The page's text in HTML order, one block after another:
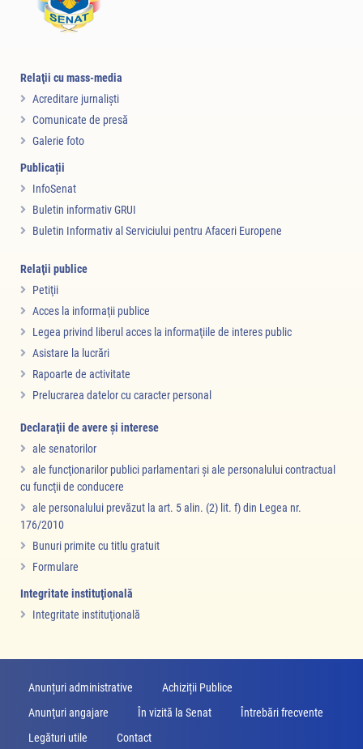
Relaţii cu mass-media
Acreditare jurnalişti
Comunicate de presă
Galerie foto
Publicații
InfoSenat
Buletin informativ GRUI
Buletin Informativ al Serviciului pentru Afaceri Europene
Relaţii publice
Petiţii
Acces la informaţii publice
Legea privind liberul acces la informaţiile de interes public
Asistare la lucrări
Rapoarte de activitate
Prelucrarea datelor cu caracter personal
Declaraţii de avere şi interese
ale senatorilor
ale funcţionarilor publici parlamentari şi ale personalului contractual
cu funcţii de conducere
ale personalului prevăzut la art. 5 alin. (2) lit. f) din Legea nr.
176/2010
Bunuri primite cu titlu gratuit
Formulare
Integritate instituţională
Integritate instituţională
Anunțuri administrative
Achiziții Publice
Anunţuri angajare
În vizită la Senat
Întrebări frecvente
Legături utile
Contact